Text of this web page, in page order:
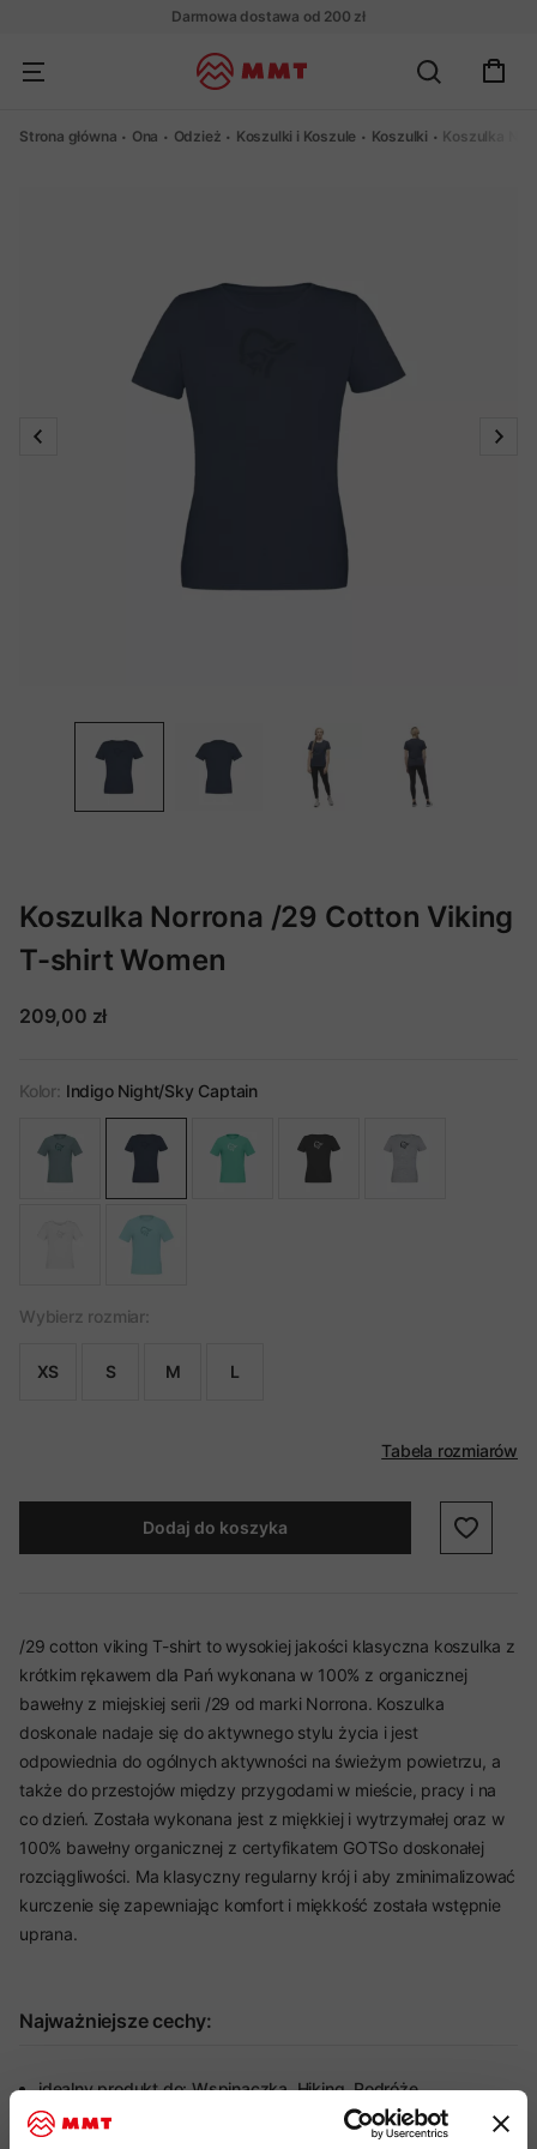
Darmowa dostawa od 200 zł
Strona główna Ona Odzież Koszulki i Koszule Koszulki Koszulka
Koszulka Norrona /29 Cotton Viking
T-shirt Women
209,00 zł
Kolor: Indigo Night/Sky Captain
Wybierz rozmiar:
XS S M L
Tabela rozmiarów
Dodaj do koszyka
/29 cotton viking T-shirt to wysokiej jakości klasyczna koszulka z
krótkim rękawem dla Pań wykonana w 100% z organicznej
bawełny z miejskiej serii /29 od marki Norrona. Koszulka
doskonale nadaje się do aktywnego stylu życia i jest
odpowiednia do ogólnych aktywności na świeżym powietrzu, a
także do przestojów między przygodami w mieście, pracy i na
co dzień. Została wykonana jest z miękkiej i wytrzymałej oraz w
100% bawełny organicznej z certyfikatem GOTSo doskonałej
rozciągliwości. Ma klasyczny regularny krój i aby zminimalizować
kurczenie się zapewniając komfort i miękkość została wstępnie
uprana.
Najważniejsze cechy:
idealny produkt do: Wspinaczka, Hiking, Podróże,
użytkowanie Miejskie